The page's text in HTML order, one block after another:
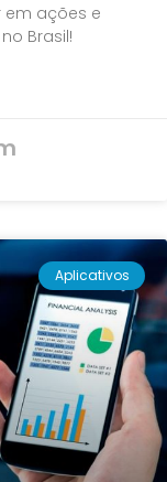
em ações e
Brasil!
Aplicativos